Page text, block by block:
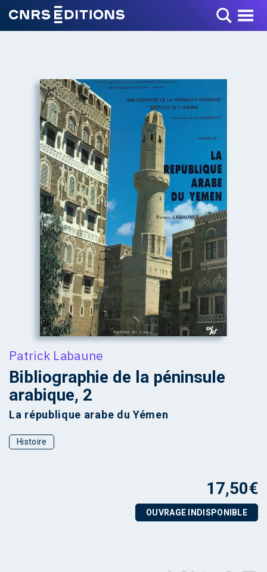
Toggle Menu
+
Patrick Labaune
Bibliographie de la péninsule
arabique, 2
La république arabe du Yémen
Histoire
17,50€
OUVRAGE INDISPONIBLE